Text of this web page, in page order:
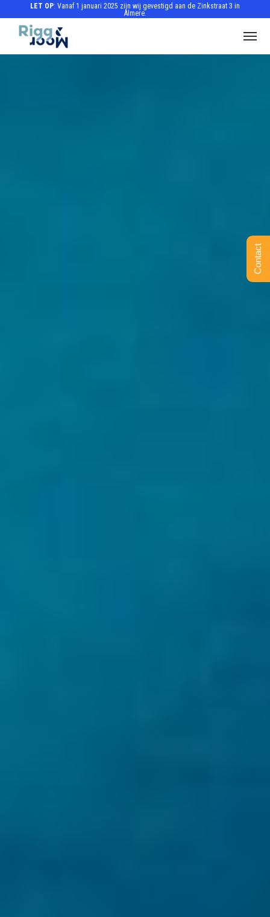
LET OP: Vanaf 1 januari 2025 zijn wij gevestigd aan de Zinkstraat 3 in
Almere.
Contact